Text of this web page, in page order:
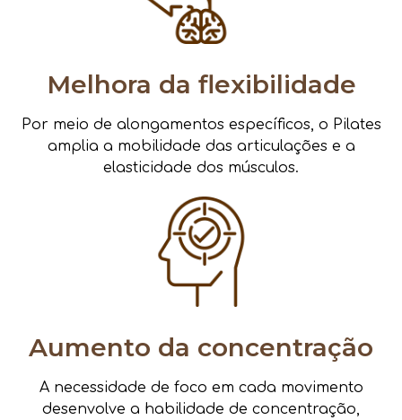
Melhora da flexibilidade
Por meio de alongamentos específicos, o Pilates
amplia a mobilidade das articulações e a
elasticidade dos músculos.
Aumento da concentração
A necessidade de foco em cada movimento
desenvolve a habilidade de concentração,